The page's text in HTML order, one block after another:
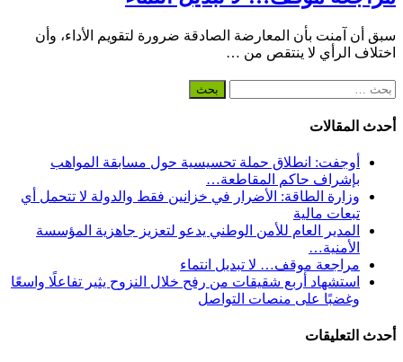
سبق أن آمنت بأن المعارضة الصادقة ضرورة لتقويم الأداء، وأن
اختلاف الرأي لا ينتقص من …
البحث
أحدث المقالات
أوجفت: انطلاق حملة تحسيسية حول مسابقة المواهب
بإشراف حاكم المقاطعة…
وزارة الطاقة: الأضرار في خزانين فقط والدولة لا تتحمل أي
تبعات مالية
المدير العام للأمن الوطني يدعو لتعزيز جاهزية المؤسسة
الأمنية…
مراجعة موقف… لا تبديل انتماء
استشهاد أربع شقيقات من رفح خلال النزوح يثير تفاعلًا واسعًا
وغضبًا على منصات التواصل
أحدث التعليقات